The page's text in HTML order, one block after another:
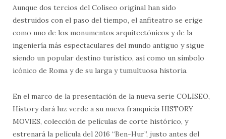
Aunque dos tercios del Coliseo original han sido
destruidos con el paso del tiempo, el anfiteatro se erige
como uno de los monumentos arquitectónicos y de la
ingeniería más espectaculares del mundo antiguo y sigue
siendo un popular destino turístico, así como un símbolo
icónico de Roma y de su larga y tumultuosa historia.
En el marco de la presentación de la nueva serie COLISEO,
History dará luz verde a su nueva franquicia HISTORY
MOVIES, colección de películas de corte histórico, y
estrenará la película del 2016 “Ben-Hur”, justo antes del